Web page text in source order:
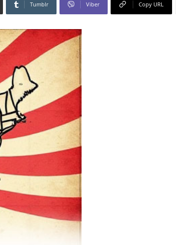
Tumblr Viber Copy URL